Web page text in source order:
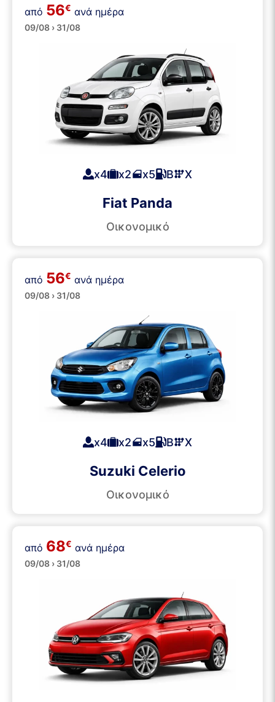
Μικρά
από 56€ ανά ημέρα
09/08 › 31/08
x4 x2 x5 Β Χ
Fiat Panda
Οικονομικό
Μικρά
από 56€ ανά ημέρα
09/08 › 31/08
x4 x2 x5 Β Χ
Suzuki Celerio
Οικονομικό
Μεσαία
από 68€ ανά ημέρα
09/08 › 31/08